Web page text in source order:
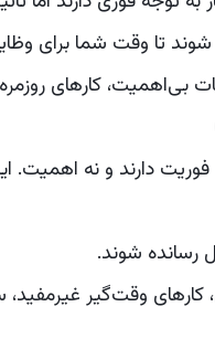
شوند تا وقت شما برای
بی‌اهمیت، کارهای
دارند و نه
رسانده شوند.
وقت‌گیر